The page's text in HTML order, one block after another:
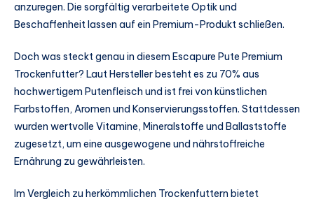
anzuregen. Die sorgfältig verarbeitete Optik und
Beschaffenheit lassen auf ein Premium-Produkt schließen.
Doch was steckt genau in diesem Escapure Pute Premium
Trockenfutter? Laut Hersteller besteht es zu 70% aus
hochwertigem Putenfleisch und ist frei von künstlichen
Farbstoffen, Aromen und Konservierungsstoffen. Stattdessen
wurden wertvolle Vitamine, Mineralstoffe und Ballaststoffe
zugesetzt, um eine ausgewogene und nährstoffreiche
Ernährung zu gewährleisten.
Im Vergleich zu herkömmlichen Trockenfuttern bietet